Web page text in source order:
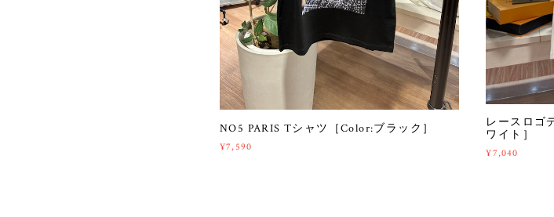
NO5 PARIS Tシャツ［Color:ブラック］
¥7,590
レースロゴ
ワイト］
¥7,040